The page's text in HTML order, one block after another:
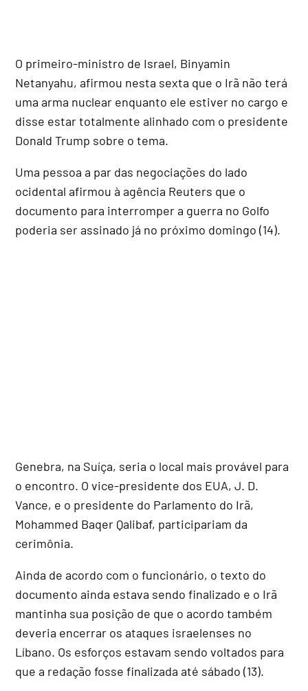
O primeiro-ministro de Israel, Binyamin
Netanyahu, afirmou nesta sexta que o Irã não terá
uma arma nuclear enquanto ele estiver no cargo e
disse estar totalmente alinhado com o presidente
Donald Trump sobre o tema.
Uma pessoa a par das negociações do lado
ocidental afirmou à agência Reuters que o
documento para interromper a guerra no Golfo
poderia ser assinado já no próximo domingo (14).
Genebra, na Suíça, seria o local mais provável para
o encontro. O vice-presidente dos EUA, J. D.
Vance, e o presidente do Parlamento do Irã,
Mohammed Baqer Qalibaf, participariam da
cerimônia.
Ainda de acordo com o funcionário, o texto do
documento ainda estava sendo finalizado e o Irã
mantinha sua posição de que o acordo também
deveria encerrar os ataques israelenses no
Líbano. Os esforços estavam sendo voltados para
que a redação fosse finalizada até sábado (13).